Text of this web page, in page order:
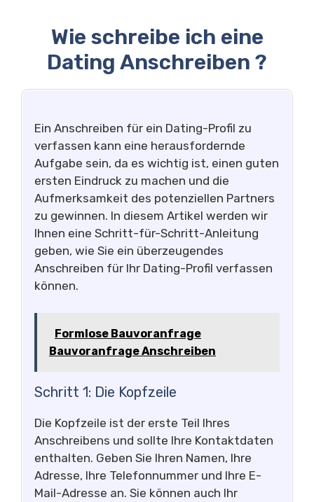
Wie schreibe ich eine
Dating Anschreiben ?
Ein Anschreiben für ein Dating-Profil zu
verfassen kann eine herausfordernde
Aufgabe sein, da es wichtig ist, einen guten
ersten Eindruck zu machen und die
Aufmerksamkeit des potenziellen Partners
zu gewinnen. In diesem Artikel werden wir
Ihnen eine Schritt-für-Schritt-Anleitung
geben, wie Sie ein überzeugendes
Anschreiben für Ihr Dating-Profil verfassen
können.
Formlose Bauvoranfrage
Bauvoranfrage Anschreiben
Schritt 1: Die Kopfzeile
Die Kopfzeile ist der erste Teil Ihres
Anschreibens und sollte Ihre Kontaktdaten
enthalten. Geben Sie Ihren Namen, Ihre
Adresse, Ihre Telefonnummer und Ihre E-
Mail-Adresse an. Sie können auch Ihr